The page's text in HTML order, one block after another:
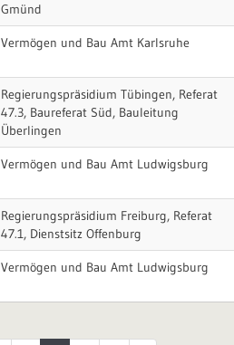
Gmünd
Vermögen und Bau Amt Karlsruhe
Regierungspräsidium Tübingen, Referat
47.3, Baureferat Süd, Bauleitung
Überlingen
Vermögen und Bau Amt Ludwigsburg
Regierungspräsidium Freiburg, Referat
47.1, Dienstsitz Offenburg
Vermögen und Bau Amt Ludwigsburg